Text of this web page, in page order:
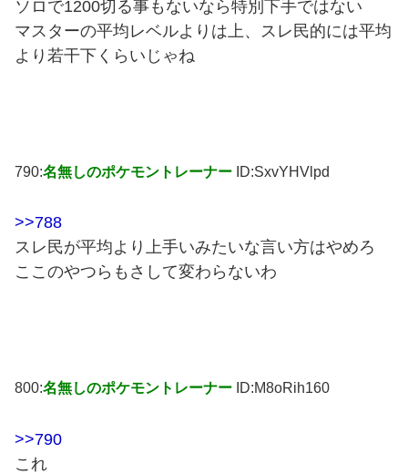
ソロで1200切る事もないなら特別下手ではない
マスターの平均レベルよりは上、スレ民的には平均
より若干下くらいじゃね
790:名無しのポケモントレーナー ID:SxvYHVlpd
>>788
スレ民が平均より上手いみたいな言い方はやめろ
ここのやつらもさして変わらないわ
800:名無しのポケモントレーナー ID:M8oRih160
>>790
これ